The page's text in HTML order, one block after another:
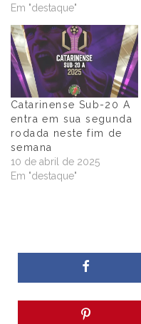
Em "destaque"
Catarinense Sub-20 A
entra em sua segunda
rodada neste fim de
semana
10 de abril de 2025
Em "destaque"